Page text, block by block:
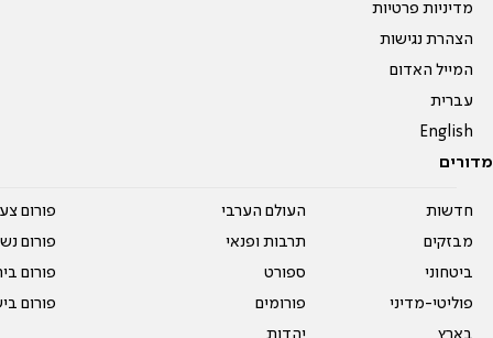
מדיניות פרטיות
הצהרת נגישות
המייל האדום
עברית
English
מדורים
חדשות
מבזקים
ביטחוני
פוליטי-מדיני
בארץ
העולם הערבי
תרבות ופנאי
ספורט
פורומים
יהדות
פורום
פורום
פורום
פורום